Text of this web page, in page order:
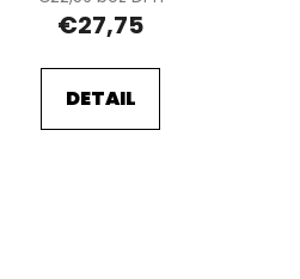
€27,75
DETAIL